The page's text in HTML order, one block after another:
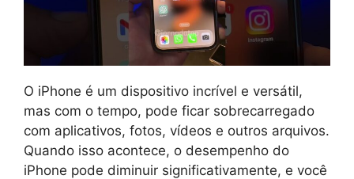
O iPhone é um dispositivo incrível e versátil,
mas com o tempo, pode ficar sobrecarregado
com aplicativos, fotos, vídeos e outros arquivos.
Quando isso acontece, o desempenho do
iPhone pode diminuir significativamente, e você